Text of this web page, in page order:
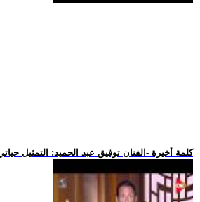
.. كلمة أخيرة -الفنان توفيق عبد الحميد: التمثيل